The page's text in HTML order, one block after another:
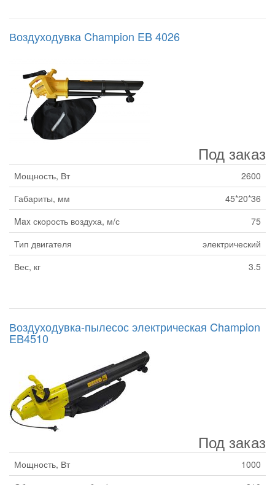
Воздуходувка Champion EB 4026
Под заказ
Мощность, Вт
2600
Габариты, мм
45*20*36
Max скорость воздуха, м/с
75
Тип двигателя
электрический
Вес, кг
3.5
Воздуходувка-пылесос электрическая Champion
EB4510
Под заказ
Мощность, Вт
1000